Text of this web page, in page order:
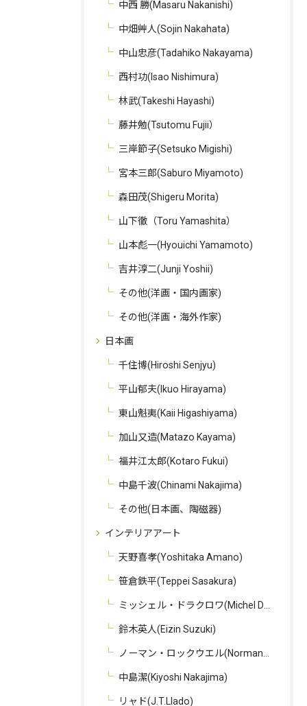
中西 勝(Masaru Nakanishi)
中畑艸人(Sojin Nakahata)
中山忠彦(Tadahiko Nakayama)
西村功(Isao Nishimura)
林武(Takeshi Hayashi)
藤井勉(Tsutomu Fujii）
三岸節子(Setsuko Migishi)
宮本三郎(Saburo Miyamoto)
森田茂(Shigeru Morita)
山下徹（Toru Yamashita）
山本彪一(Hyouichi Yamamoto)
吉井淳二(Junji Yoshii)
その他(洋画・国内画家)
その他(洋画・海外作家)
日本画
千住博(Hiroshi Senjyu)
平山郁夫(Ikuo Hirayama)
東山魁夷(Kaii Higashiyama)
加山又造(Matazo Kayama)
福井江太郎(Kotaro Fukui)
中島千波(Chinami Nakajima)
その他(日本画、陶磁器)
インテリアアート
天野喜孝(Yoshitaka Amano)
笹倉鉄平(Teppei Sasakura)
ミッシェル・ドラクロワ(Michel Delacroix)
鈴木英人(Eizin Suzuki)
ノーマン・ロックウエル(Norman Rockwell)
中島潔(Kiyoshi Nakajima)
リャド(J.T.Llado)